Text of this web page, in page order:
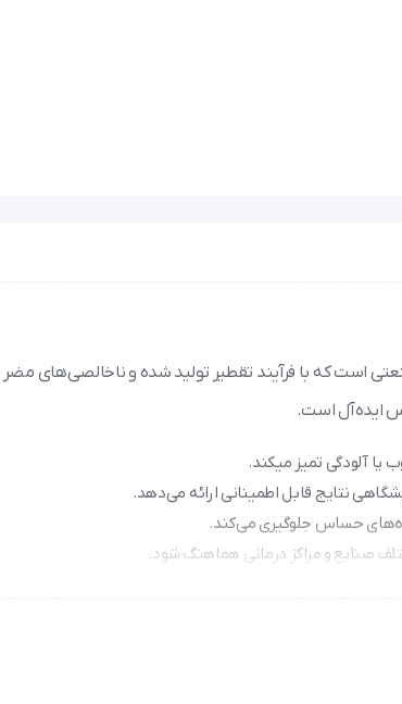
است که با فرآیند تقطیر تولید شده و ناخالصی‌های مضر
ایده‌آل است.
یا آلودگی تمیز میکند.
نتایج قابل اطمینانی ارائه می‌دهد.
حساس جلوگیری می‌کند.